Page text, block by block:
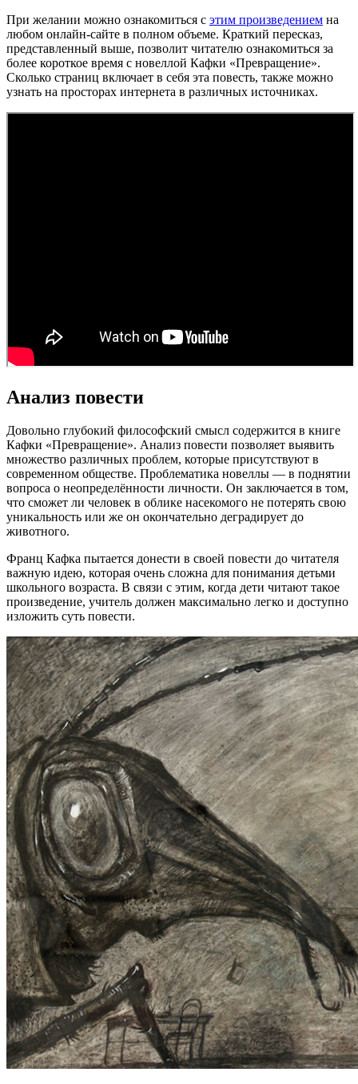
При желании можно ознакомиться с этим произведением на
любом онлайн-сайте в полном объеме. Краткий пересказ,
представленный выше, позволит читателю ознакомиться за
более короткое время с новеллой Кафки «Превращение».
Сколько страниц включает в себя эта повесть, также можно
узнать на просторах интернета в различных источниках.
Анализ повести
Довольно глубокий философский смысл содержится в книге
Кафки «Превращение». Анализ повести позволяет выявить
множество различных проблем, которые присутствуют в
современном обществе. Проблематика новеллы — в поднятии
вопроса о неопределённости личности. Он заключается в том,
что сможет ли человек в облике насекомого не потерять свою
уникальность или же он окончательно деградирует до
животного.
Франц Кафка пытается донести в своей повести до читателя
важную идею, которая очень сложна для понимания детьми
школьного возраста. В связи с этим, когда дети читают такое
произведение, учитель должен максимально легко и доступно
изложить суть повести.